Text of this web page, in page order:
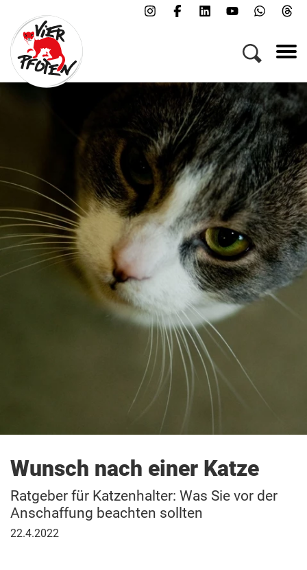
Wunsch nach einer Katze
Ratgeber für Katzenhalter: Was Sie vor der
Anschaffung beachten sollten
22.
22.4.2022
Menü
Kampagnen & Themen
Tiere
Jobs
Presse
FAQs
Newsletter
Kontakt
Spenden
Patenschaft